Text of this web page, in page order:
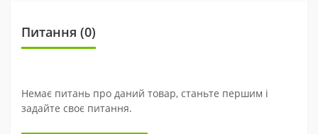
Питання (0)
Немає питань про даний товар, станьте першим і
задайте своє питання.